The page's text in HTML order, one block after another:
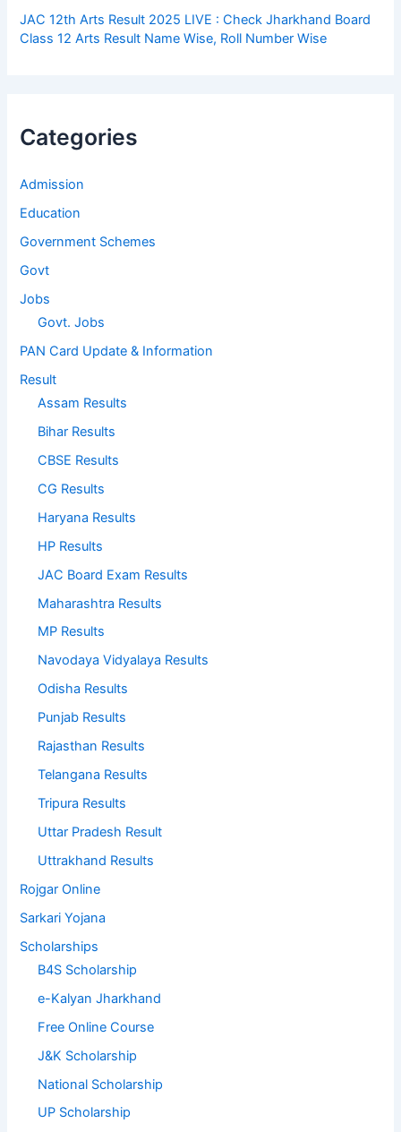
JAC 12th Arts Result 2025 LIVE : Check Jharkhand Board
Class 12 Arts Result Name Wise, Roll Number Wise
Categories
Admission
Education
Government Schemes
Govt
Jobs
Govt. Jobs
PAN Card Update & Information
Result
Assam Results
Bihar Results
CBSE Results
CG Results
Haryana Results
HP Results
JAC Board Exam Results
Maharashtra Results
MP Results
Navodaya Vidyalaya Results
Odisha Results
Punjab Results
Rajasthan Results
Telangana Results
Tripura Results
Uttar Pradesh Result
Uttrakhand Results
Rojgar Online
Sarkari Yojana
Scholarships
B4S Scholarship
e-Kalyan Jharkhand
Free Online Course
J&K Scholarship
National Scholarship
UP Scholarship